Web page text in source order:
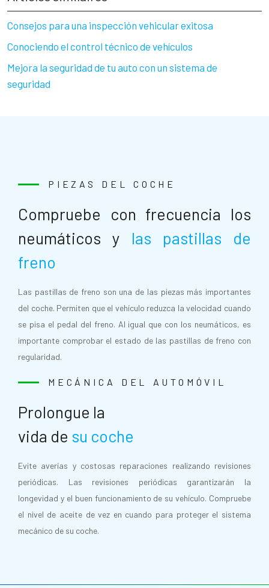
Consejos para una inspección vehicular exitosa
Conociendo el control técnico de vehículos
Mejora la seguridad de tu auto con un sistema de
seguridad
PIEZAS DEL COCHE
Compruebe con frecuencia los
neumáticos y las pastillas de
freno
Las pastillas de freno son una de las piezas más importantes
del coche. Permiten que el vehículo reduzca la velocidad cuando
se pisa el pedal del freno. Al igual que con los neumáticos, es
importante comprobar el estado de las pastillas de freno con
regularidad.
MECÁNICA DEL AUTOMÓVIL
Prolongue la
vida de su coche
Evite averías y costosas reparaciones realizando revisiones
periódicas. Las revisiones periódicas garantizarán la
longevidad y el buen funcionamiento de su vehículo. Compruebe
el nivel de aceite de vez en cuando para proteger el sistema
mecánico de su coche.